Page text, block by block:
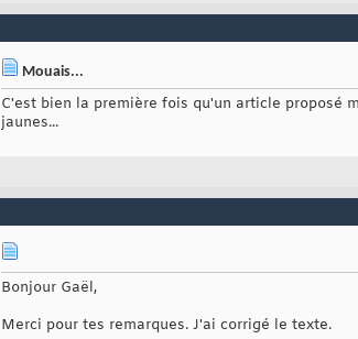
Mouais...
C'est bien la première fois qu'un article proposé
jaunes...
Bonjour Gaël,
Merci pour tes remarques. J'ai corrigé le texte.